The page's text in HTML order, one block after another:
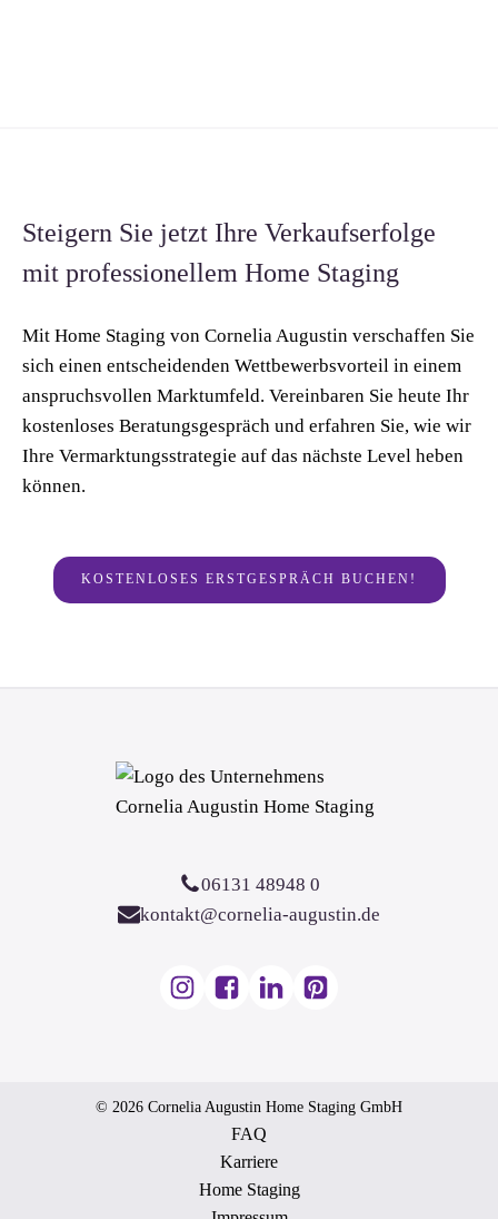
Steigern Sie jetzt Ihre Verkaufserfolge
mit professionellem Home Staging
Mit Home Staging von Cornelia Augustin verschaffen Sie
sich einen entscheidenden Wettbewerbsvorteil in einem
anspruchsvollen Marktumfeld. Vereinbaren Sie heute Ihr
kostenloses Beratungsgespräch und erfahren Sie, wie wir
Ihre Vermarktungsstrategie auf das nächste Level heben
können.
KOSTENLOSES ERSTGESPRÄCH BUCHEN!
06131 48948 0
kontakt@cornelia-augustin.de
© 2026 Cornelia Augustin Home Staging GmbH
FAQ
Karriere
Home Staging